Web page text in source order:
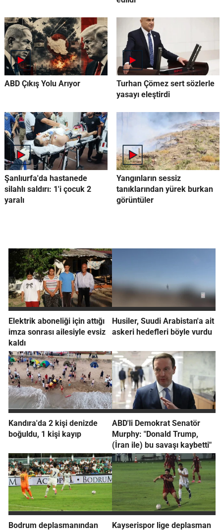
ABD Çıkış Yolu Arıyor
Turhan Çömez sert sözlerle
yasayı eleştirdi
Şanlıurfa'da hastanede
silahlı saldırı: 1'i çocuk 2
yaralı
Yangınların sessiz
tanıklarından yürek burkan
görüntüler
Elektrik aboneliği için attığı
imza sonrası ailesiyle evsiz
kaldı
Husiler, Suudi Arabistan'a ait
askeri hedefleri böyle vurdu
Kandıra'da 2 kişi denizde
boğuldu, 1 kişi kayıp
ABD'li Demokrat Senatör
Murphy: "Donald Trump,
(İran ile) bu savaşı kaybetti"
Bodrum deplasmanından
Kayserispor lige deplasman